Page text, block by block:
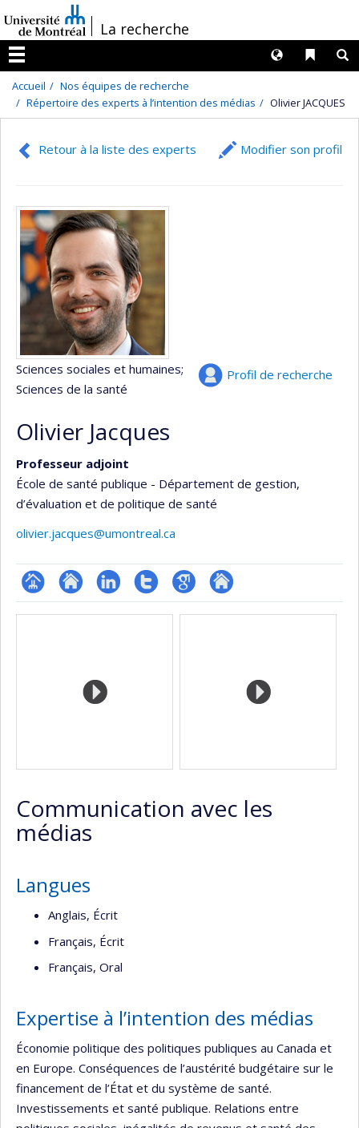
au
contenu
/La recherche
Menu
Liens
Langues
Accueil
Nos équipes de recherche
Répertoire des experts à l’intention des médias
Olivier JACQUES
Retour à la liste des experts Modifier son profil
Profil de recherche
Sciences sociales et humaines;
Sciences de la santé
Olivier Jacques
Professeur adjoint
École de santé publique - Département de gestion,
d’évaluation et de politique de santé
olivier.jacques@umontreal.ca
Page Site
recherche
LinkedInCompteGoogleAutre
Médias
Communication avec les
médias
Langues
Anglais, Écrit
Français, Écrit
Français, Oral
Expertise à l’intention des médias
Économie politique des politiques publiques au Canada et
en Europe. Conséquences de l’austérité budgétaire sur le
financement de l’État et du système de santé.
Investissements et santé publique. Relations entre